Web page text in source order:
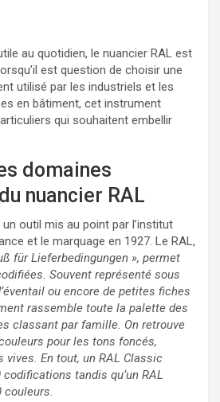
au quotidien, le nuancier RAL est
est question de choisir une
utilisé par les industriels et les
en bâtiment, cet instrument
qui souhaitent embellir
domaines
nuancier RAL
outil mis au point par l’institut
et le marquage en 1927. Le RAL,
für Lieferbedingungen », permet
Souvent représenté sous
ou encore de petites fiches
rassemble toute la palette des
classant par famille. On retrouve
pour les tons foncés,
vives. En tout, un RAL Classic
tandis qu’un RAL
couleurs.